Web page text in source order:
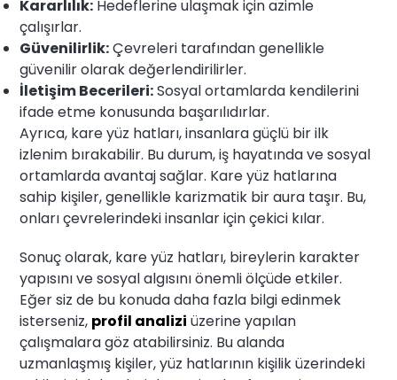
Kararlılık: Hedeflerine ulaşmak için azimle
çalışırlar.
Güvenilirlik:Çevreleri tarafından genellikle
güvenilir olarak değerlendirilirler.
İletişim Becerileri:Sosyal ortamlarda kendilerini
ifade etme konusunda başarılıdırlar.
Ayrıca, kare yüz hatları, insanlara güçlü bir ilk
izlenim bırakabilir. Bu durum, iş hayatında ve sosyal
ortamlarda avantaj sağlar. Kare yüz hatlarına
sahip kişiler, genellikle karizmatik bir aura taşır. Bu,
onları çevrelerindeki insanlar için çekici kılar.
Sonuç olarak, kare yüz hatları, bireylerin karakter
yapısını ve sosyal algısını önemli ölçüde etkiler.
Eğer siz de bu konuda daha fazla bilgi edinmek
isterseniz, profil analizi üzerine yapılan
çalışmalara göz atabilirsiniz. Bu alanda
uzmanlaşmış kişiler, yüz hatlarının kişilik üzerindeki